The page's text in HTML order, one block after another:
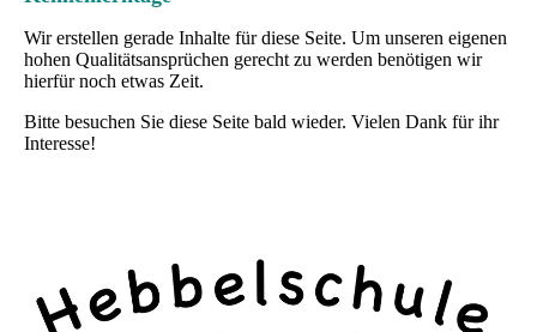
Wir erstellen gerade Inhalte für diese Seite. Um unseren eigenen
hohen Qualitätsansprüchen gerecht zu werden benötigen wir
hierfür noch etwas Zeit.
Bitte besuchen Sie diese Seite bald wieder. Vielen Dank für ihr
Interesse!